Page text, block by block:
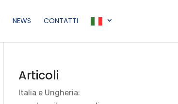
NEWS CONTATTI
Articoli
Italia e Ungheria: